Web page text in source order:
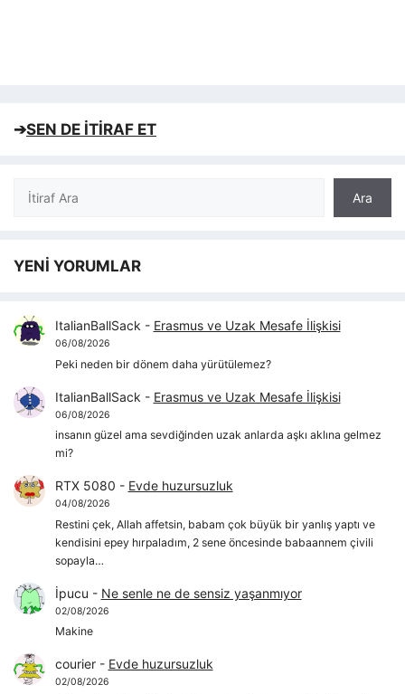
➔SEN DE İTİRAF ET
Ara
Ara
YENİ YORUMLAR
ItalianBallSack - Erasmus ve Uzak Mesafe İlişkisi
06/08/2026
Peki neden bir dönem daha yürütülemez?
ItalianBallSack - Erasmus ve Uzak Mesafe İlişkisi
06/08/2026
insanın güzel ama sevdiğinden uzak anlarda aşkı aklına gelmez
mi?
RTX 5080 - Evde huzursuzluk
04/08/2026
Restini çek, Allah affetsin, babam çok büyük bir yanlış yaptı ve
kendisini epey hırpaladım, 2 sene öncesinde babaannem çivili
sopayla…
İpucu - Ne senle ne de sensiz yaşanmıyor
02/08/2026
Makine
courier- Evde huzursuzluk
02/08/2026